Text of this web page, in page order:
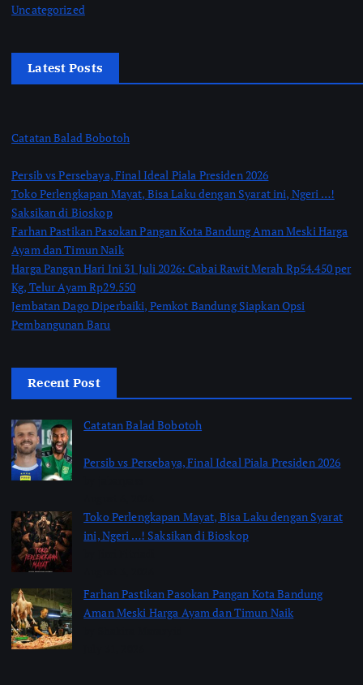
Uncategorized
Latest Posts
Catatan Balad Bobotoh
Persib vs Persebaya, Final Ideal Piala Presiden 2026
Toko Perlengkapan Mayat, Bisa Laku dengan Syarat ini, Ngeri …!
Saksikan di Bioskop
Farhan Pastikan Pasokan Pangan Kota Bandung Aman Meski Harga
Ayam dan Timun Naik
Harga Pangan Hari Ini 31 Juli 2026: Cabai Rawit Merah Rp54.450 per
Kg, Telur Ayam Rp29.550
Jembatan Dago Diperbaiki, Pemkot Bandung Siapkan Opsi
Pembangunan Baru
Recent Post
Catatan Balad Bobotoh
Persib vs Persebaya, Final Ideal Piala Presiden 2026
Toko Perlengkapan Mayat, Bisa Laku dengan Syarat
ini, Ngeri …! Saksikan di Bioskop
Farhan Pastikan Pasokan Pangan Kota Bandung
Aman Meski Harga Ayam dan Timun Naik